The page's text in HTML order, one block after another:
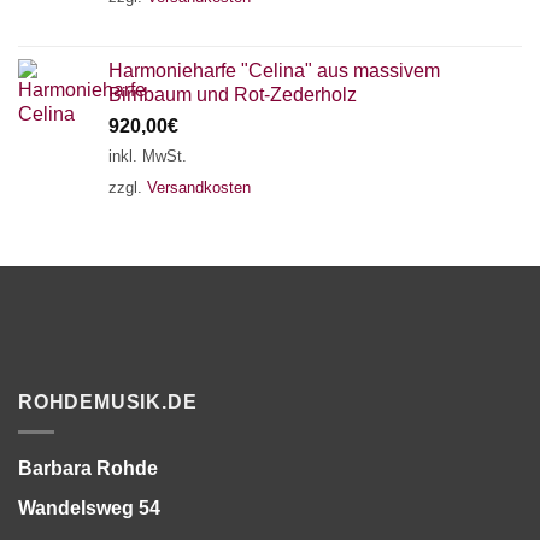
Harmonieharfe "Celina" aus massivem
Birnbaum und Rot-Zederholz
920,00€
inkl. MwSt.
zzgl. Versandkosten
ROHDEMUSIK.DE
Barbara Rohde
Wandelsweg 54